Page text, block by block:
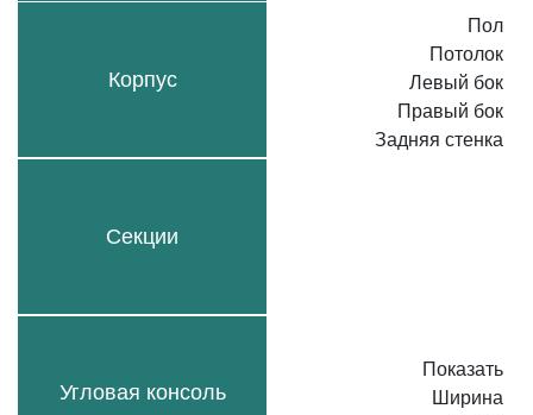
Корпус
Секции
Угловая консоль
Пол
Потолок
Левый бок
Правый бок
Задняя стенка
Показать
Ширина